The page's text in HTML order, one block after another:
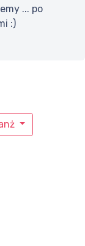
... po
:)